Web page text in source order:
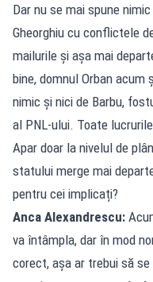
Dar nu se mai spune
Gheorghiu cu conflictele
mailurile și așa mai
bine, domnul Orban
nimic și nici de Barbu,
al PNL-ului. Toate
Apar doar la nivelul de
statului merge mai
pentru cei implicați?
Anca Alexandrescu:
va întâmpla, dar în mod
corect, așa ar trebui să